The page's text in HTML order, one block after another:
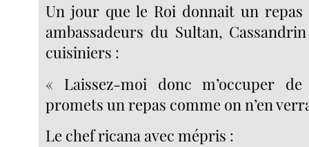
Un jour que le Roi donnait un
ambassadeurs du Sultan,
cuisiniers :
« Laissez-moi donc m’occuper
promets un repas comme on n’en
Le chef ricana avec mépris :